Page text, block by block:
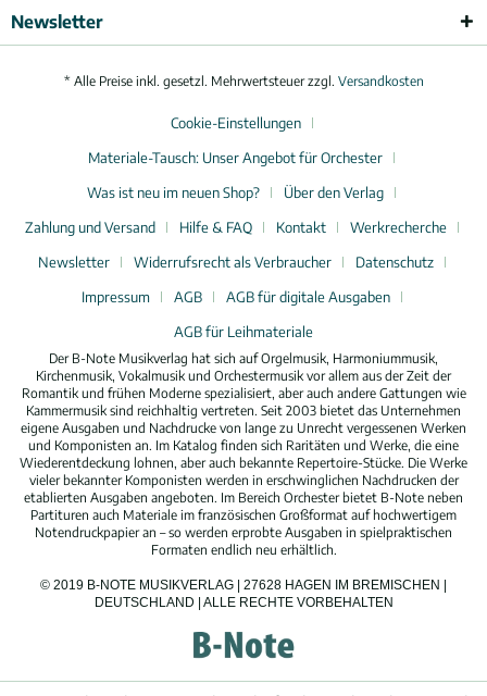
Newsletter
* Alle Preise inkl. gesetzl. Mehrwertsteuer zzgl. Versandkosten
Cookie-Einstellungen
Materiale-Tausch: Unser Angebot für Orchester
Was ist neu im neuen Shop?
Über den Verlag
Zahlung und Versand
Hilfe & FAQ Kontakt
Werkrecherche
Newsletter
Widerrufsrecht als Verbraucher
Datenschutz
Impressum
AGB
AGB für digitale Ausgaben
AGB für Leihmateriale
Der B-Note Musikverlag hat sich auf Orgelmusik, Harmoniummusik,
Kirchenmusik, Vokalmusik und Orchestermusik vor allem aus der Zeit der
Romantik und frühen Moderne spezialisiert, aber auch andere Gattungen wie
Kammermusik sind reichhaltig vertreten. Seit 2003 bietet das Unternehmen
eigene Ausgaben und Nachdrucke von lange zu Unrecht vergessenen Werken
und Komponisten an. Im Katalog finden sich Raritäten und Werke, die eine
Wiederentdeckung lohnen, aber auch bekannte Repertoire-Stücke. Die Werke
vieler bekannter Komponisten werden in erschwinglichen Nachdrucken der
etablierten Ausgaben angeboten. Im Bereich Orchester bietet B-Note neben
Partituren auch Materiale im französischen Großformat auf hochwertigem
Notendruckpapier an – so werden erprobte Ausgaben in spielpraktischen
Formaten endlich neu erhältlich.
© 2019 B-NOTE MUSIKVERLAG | 27628 HAGEN IM BREMISCHEN |
DEUTSCHLAND | ALLE RECHTE VORBEHALTEN